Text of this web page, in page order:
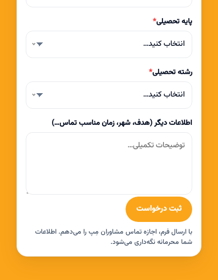
پایه تحصیلی*
انتخاب کنید…
رشته تحصیلی*
انتخاب کنید…
اطلاعات دیگر (هدف، شهر، زمان مناسب تماس…)
ثبت درخواست
با ارسال فرم، اجازه تماس مشاوران مِپ را می‌دهم. اطلاعات
شما محرمانه نگه‌داری می‌شود.